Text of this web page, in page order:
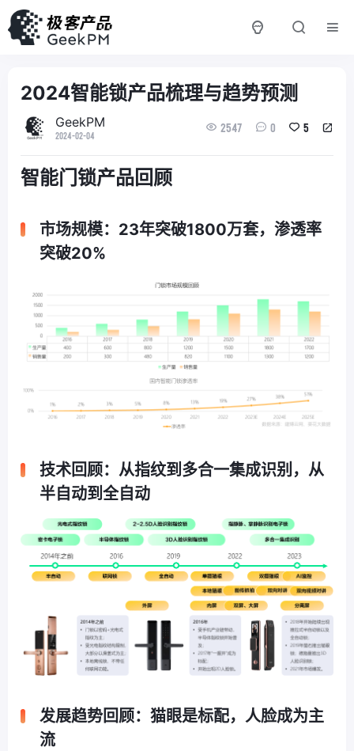
2024智能锁产品梳理与趋势预测
GeekPM
2024-02-04
2547 0 5
智能门锁产品回顾
市场规模：23年突破1800万套，渗透率
突破20%
技术回顾：从指纹到多合一集成识别，从
半自动到全自动
发展趋势回顾：猫眼是标配，人脸成为主
流